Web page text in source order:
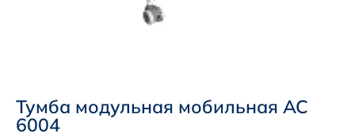
Тумба модульная мобильная АС
6004